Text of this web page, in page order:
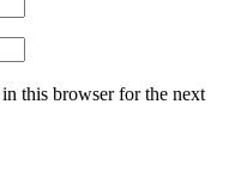
this browser for the next